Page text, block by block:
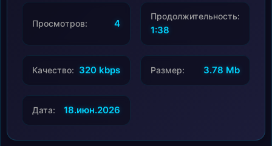
Просмотров: 4
Продолжительность:
1:38
Качество: 320 kbps Размер: 3.78 Mb
Дата: 18.июн.2026